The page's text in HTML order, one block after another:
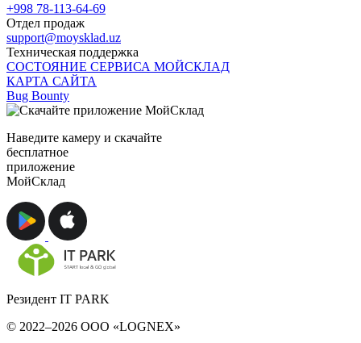
+998 78-113-64-69
Отдел продаж
support@moysklad.uz
Техническая поддержка
СОСТОЯНИЕ СЕРВИСА МОЙСКЛАД
КАРТА САЙТА
Bug Bounty
Наведите камеру и скачайте
бесплатное
приложение
МойСклад
Резидент IT PARK
© 2022–2026 ООО «LOGNEX»